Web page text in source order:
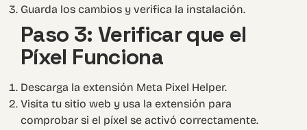
Guarda los cambios y verifica la instalación.
Paso 3: Verificar que el
Píxel Funciona
Descarga la extensión Meta Pixel Helper.
Visita tu sitio web y usa la extensión para
comprobar si el píxel se activó correctamente.